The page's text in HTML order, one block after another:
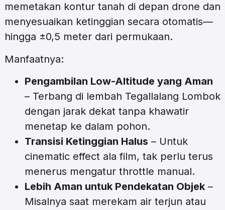
memetakan kontur tanah di depan drone dan
menyesuaikan ketinggian secara otomatis—
hingga ±0,5 meter dari permukaan.
Manfaatnya:
Pengambilan Low-Altitude yang Aman
– Terbang di lembah Tegallalang Lombok
dengan jarak dekat tanpa khawatir
menetap ke dalam pohon.
Transisi Ketinggian Halus – Untuk
cinematic effect ala film, tak perlu terus
menerus mengatur throttle manual.
Lebih Aman untuk Pendekatan Objek–
Misalnya saat merekam air terjun atau